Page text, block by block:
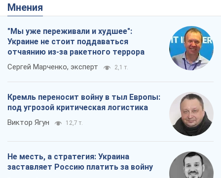
Мнения
"Мы уже переживали и худшее":
Украине не стоит поддаваться
отчаянию из-за ракетного террора
Сергей Марченко, эксперт 2,1 т.
Кремль переносит войну в тыл Европы:
под угрозой критическая логистика
Виктор Ягун 12,7 т.
Не месть, а стратегия: Украина
заставляет Россию платить за войну